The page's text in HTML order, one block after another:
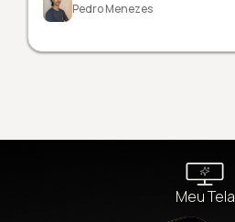
Pedro Menezes
Meu Tela